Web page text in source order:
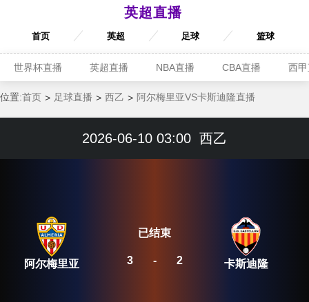
英超直播
首页 英超 足球 篮球
世界杯直播 英超直播 NBA直播 CBA直播 西
位置:首页 足球直播 西乙 阿尔梅里亚VS卡斯迪隆直播
2026-06-10 03:00 西乙
阿尔梅里亚 3 - 2
已结束
卡斯迪隆